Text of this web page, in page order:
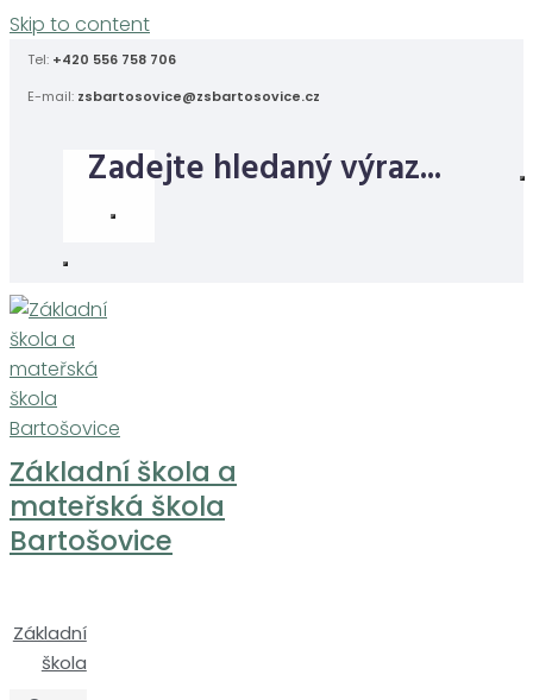
Skip to content
Tel: +420 556 758 706
E-mail: zsbartosovice@zsbartosovice.cz
Základní škola a
mateřská škola
Bartošovice
Základní
škola